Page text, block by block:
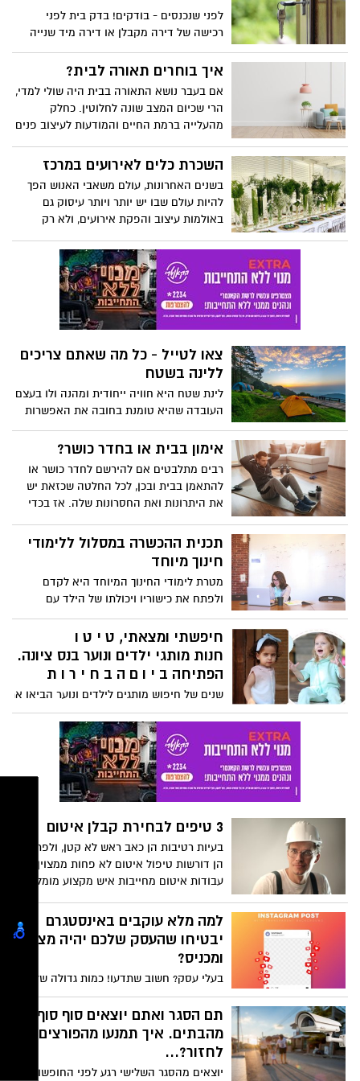
לפני שנכנסים - בודקים! בדק בית לפני
רכישה של דירה מקבלן או דירה מיד שנייה
יכול לסייע לכם לגלות ליקויי בנייה מסוגים
שונים, ולחסוך לכם כסף וכאב ראש בעתיד.
בדק בית, ולמה אסור לוותר על התהליך? הכול
איך בוחרים תאורה לבית?
אם בעבר נושא התאורה בבית היה שולי למדי,
הרי שכיום המצב שונה לחלוטין. כחלק
מהעלייה ברמת החיים והמודעות לעיצוב פנים
בבית ותרומתה פונקציונאלית והאסטטית
התאורה הפכה לחלק בלתי נפרד מפעולות
עיצוב הפנים, עם התייחסות למספר עקרונות
מרכזיים ומתן מענה ספציפי לכל חדר ואזור
בבית.
השכרת כלים לאירועים במרכז
בשנים האחרונות, עולם משאבי האנוש הפך
להיות עולם שבו יש יותר ויותר עיסוק גם
באולמות עיצוב והפקת אירועים, ולא רק
חברות וארגונים רבים, מעוניינים לספק
ללקוחות ולעובדי החברה, חוויות חברתיות
מעבר לשעות העבודה הרגילות. ולכן יש
השקעה עצומה בכל עולם הפקת האירועים
העסקיים.
צאו לטייל - כל מה שאתם צריכים
ללינה בשטח
לינת שטח היא חוויה ייחודית ומהנה ולו בעצם
העובדה שהיא טומנת בחובה את האפשרות
להרגיש קרובים לטבע. בכדי שהחוויה אכן
תהיה מוצלחת, קיימת חשיבות גבוהה להתכונן
אתם נמצאים לפני טיול אשר כולל לינת שטח,
חווייתי, מהנה ונעים:
אימון בבית או בחדר כושר?
רבים מתלבטים אם להירשם לחדר כושר או
להתאמן בבית ובכן, לכל החלטה שכזאת יש
את היתרונות ואת החסרונות שלה. אז בכדי
היתרונות של כל אחת מהאפשרויות ובהתאם,
המועדפת.
תכנית ההכשרה במסלול ללימודי
חינוך מיוחד
מטרת לימודי החינוך המיוחד היא לקדם
ולפתח את כישוריו ויכולתו של הילד עם
הצרכים המיוחדים, לתקן ולשפר את תפקודו
הגופני, השכלי, הנפשי וההתנהגותי, להקנות לו
ידע, מיומנות והרגלים ולסגל לו התנהגות
ובמעגל העבודה (מתוך חוק החינוך המיוחד,
התשמ”ח 1988) .
חיפשתי ומצאתי, ט י ט ו
חנות מותגי ילדים ונוער בנס ציונה.
הפתיחה ב י ו ם ה ב ח י ר ו ת
שנים של חיפוש מותגים לילדים ונוער הביאו את
בשם "טיטו" בויצמן 16 נס ציונה ה י ו ם
הושלמה מלאכת הקמת חנות הבוטיק " ט י ט
ו " בויצמן 16 נס ציונה ו מ ח ר יום הבחירות,
היא תיפתח, בשעה טובה.
3 טיפים לבחירת קבלן איטום
בעיות רטיבות הן כאב ראש לא קטן, ולפתרונן
הן דורשות טיפול איטום לא פחות ממצוין.
עבודות איטום מחייבות איש מקצוע מומלץ
קבלן איטום טוב.
למה מלא עוקבים באינסטגרם
יבטיחו שהעסק שלכם יהיה מצליח
ומכניס?
בעלי עסק? חשוב שתדעו! כמות גדולה של
עוקבים באינסטגרם בהחלט עשויה להשפיע
על ההצלחה של העסק שלכם
תם הסגר ואתם יוצאים סוף סוף
מהבתים. איך תמנעו מהפורצים
לחזור?...
יוצאים מהסגר השלישי רגע לפני החופשות: